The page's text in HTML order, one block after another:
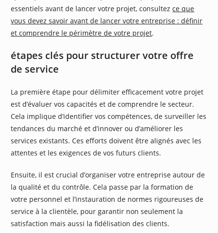
essentiels avant de lancer votre projet, consultezce que
vous devez savoir avant de lancer votre entreprise : définir
et comprendre le périmètre de votre projet.
étapes clés pour structurer votre offre
de service
La première étape pour délimiter efficacement votre projet
est d’évaluer vos capacités et de comprendre le secteur.
Cela implique d’identifier vos compétences, de surveiller les
tendances du marché et d’innover ou d’améliorer les
services existants. Ces efforts doivent être alignés avec les
attentes et les exigences de vos futurs clients.
Ensuite, il est crucial d’organiser votre entreprise autour de
la qualité et du contrôle. Cela passe par la formation de
votre personnel et l’instauration de normes rigoureuses de
service à la clientèle, pour garantir non seulement la
satisfaction mais aussi la fidélisation des clients.